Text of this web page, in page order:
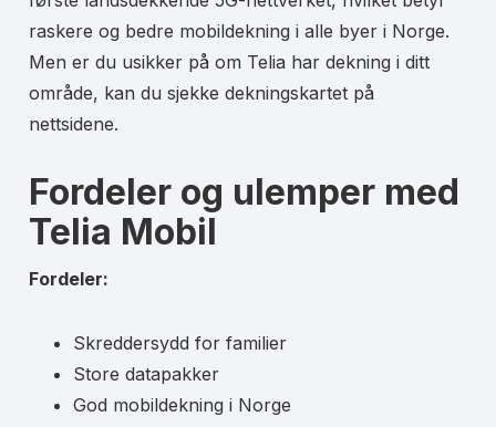
raskere og bedre mobildekning i alle byer i Norge.
Men er du usikker på om Telia har dekning i ditt
område, kan du sjekke dekningskartet på
nettsidene.
Fordeler og ulemper med
Telia Mobil
Fordeler:
Skreddersydd for familier
Store datapakker
God mobildekning i Norge